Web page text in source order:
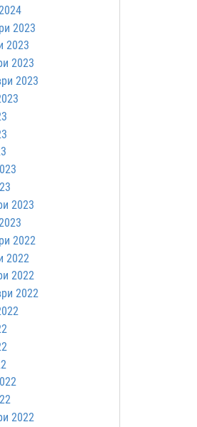
2023
2023
2023
2023
2023
2022
2022
2022
2022
2022